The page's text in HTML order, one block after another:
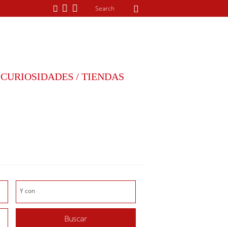
CURIOSIDADES / TIENDAS